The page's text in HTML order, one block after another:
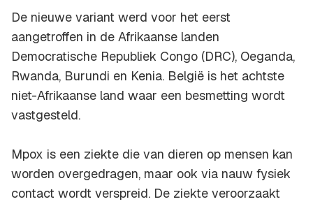
De nieuwe variant werd voor het eerst
aangetroffen in de Afrikaanse landen
Democratische Republiek Congo (DRC), Oeganda,
Rwanda, Burundi en Kenia. België is het achtste
niet-Afrikaanse land waar een besmetting wordt
vastgesteld.
Mpox is een ziekte die van dieren op mensen kan
worden overgedragen, maar ook via nauw fysiek
contact wordt verspreid. De ziekte veroorzaakt